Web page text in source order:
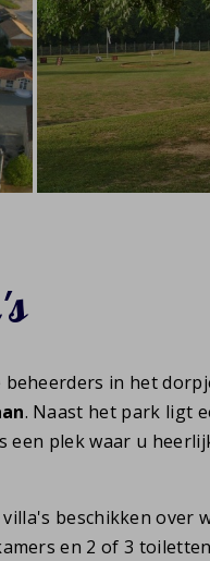
in het
. Naast het park ligt
een plek waar u
villa's beschikken over
en 2 of 3